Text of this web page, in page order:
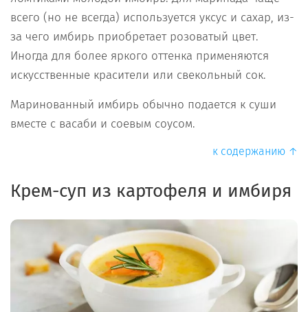
всего (но не всегда) используется уксус и сахар, из-
за чего имбирь приобретает розоватый цвет.
Иногда для более яркого оттенка применяются
искусственные красители или свекольный сок.
Маринованный имбирь обычно подается к суши
вместе с васаби и соевым соусом.
к содержанию ↑
Крем-суп из картофеля и имбиря